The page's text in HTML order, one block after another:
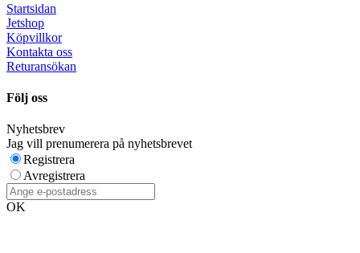
Startsidan
Jetshop
Köpvillkor
Kontakta oss
Returansökan
Följ oss
Nyhetsbrev
Jag vill prenumerera på nyhetsbrevet
Registrera
Avregistrera
OK